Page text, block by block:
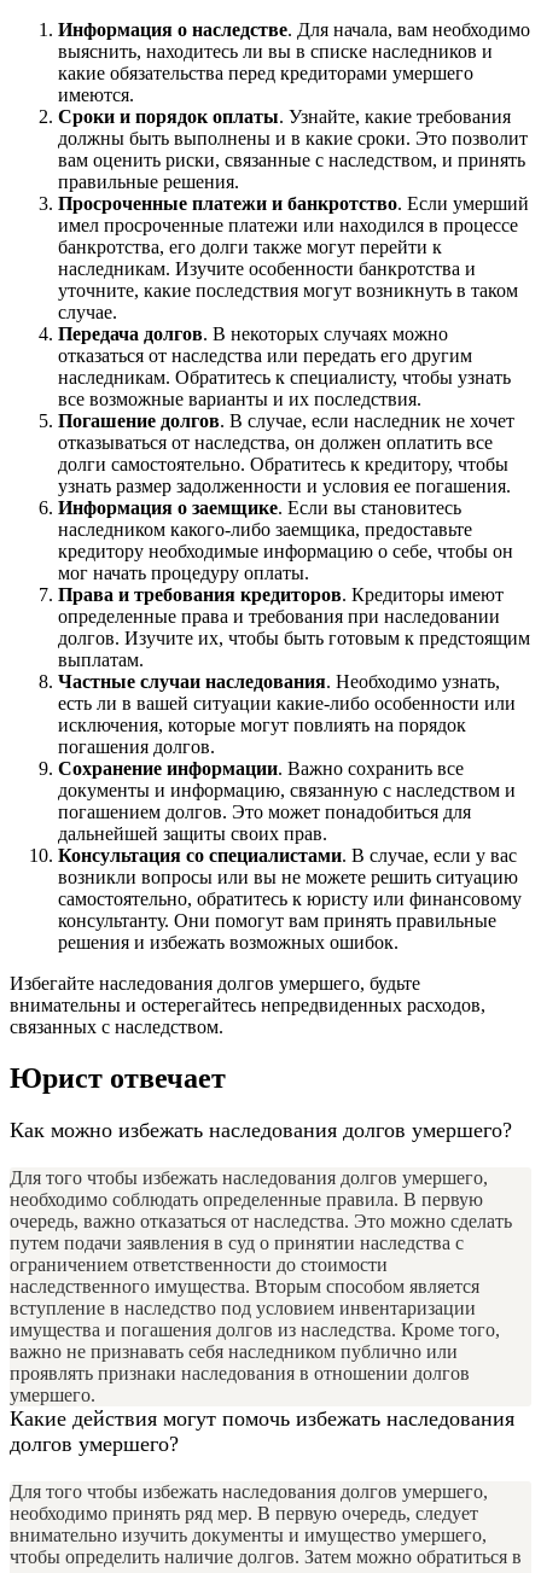
Информация о наследстве. Для начала, вам необходимо
выяснить, находитесь ли вы в списке наследников и
какие обязательства перед кредиторами умершего
имеются.
Сроки и порядок оплаты. Узнайте, какие требования
должны быть выполнены и в какие сроки. Это позволит
вам оценить риски, связанные с наследством, и принять
правильные решения.
Просроченные платежи и банкротство. Если умерший
имел просроченные платежи или находился в процессе
банкротства, его долги также могут перейти к
наследникам. Изучите особенности банкротства и
уточните, какие последствия могут возникнуть в таком
случае.
Передача долгов. В некоторых случаях можно
отказаться от наследства или передать его другим
наследникам. Обратитесь к специалисту, чтобы узнать
все возможные варианты и их последствия.
Погашение долгов. В случае, если наследник не хочет
отказываться от наследства, он должен оплатить все
долги самостоятельно. Обратитесь к кредитору, чтобы
узнать размер задолженности и условия ее погашения.
Информация о заемщике. Если вы становитесь
наследником какого-либо заемщика, предоставьте
кредитору необходимые информацию о себе, чтобы он
мог начать процедуру оплаты.
Права и требования кредиторов. Кредиторы имеют
определенные права и требования при наследовании
долгов. Изучите их, чтобы быть готовым к предстоящим
выплатам.
Частные случаи наследования. Необходимо узнать,
есть ли в вашей ситуации какие-либо особенности или
исключения, которые могут повлиять на порядок
погашения долгов.
Сохранение информации. Важно сохранить все
документы и информацию, связанную с наследством и
погашением долгов. Это может понадобиться для
дальнейшей защиты своих прав.
Консультация со специалистами. В случае, если у вас
возникли вопросы или вы не можете решить ситуацию
самостоятельно, обратитесь к юристу или финансовому
консультанту. Они помогут вам принять правильные
решения и избежать возможных ошибок.
Избегайте наследования долгов умершего, будьте
внимательны и остерегайтесь непредвиденных расходов,
связанных с наследством.
Юрист отвечает
Как можно избежать наследования долгов умершего?
Для того чтобы избежать наследования долгов умершего,
необходимо соблюдать определенные правила. В первую
очередь, важно отказаться от наследства. Это можно сделать
путем подачи заявления в суд о принятии наследства с
ограничением ответственности до стоимости
наследственного имущества. Вторым способом является
вступление в наследство под условием инвентаризации
имущества и погашения долгов из наследства. Кроме того,
важно не признавать себя наследником публично или
проявлять признаки наследования в отношении долгов
умершего.
Какие действия могут помочь избежать наследования
долгов умершего?
Для того чтобы избежать наследования долгов умершего,
необходимо принять ряд мер. В первую очередь, следует
внимательно изучить документы и имущество умершего,
чтобы определить наличие долгов. Затем можно обратиться в